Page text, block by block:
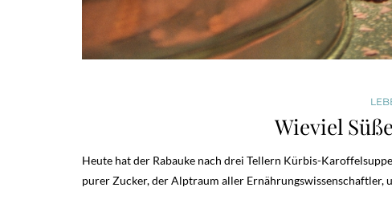
Wieviel
Heute hat der Rabauke nach drei Tellern Kürbis-
purer Zucker, der Alptraum aller Ernährungswissenschaftler,